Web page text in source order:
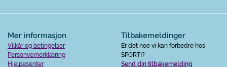
Mer informasjon
Vilkår og betingelser
Personvernerklæring
Hjelpesenter
Tilbakemeldinger
Er det noe vi kan forbedre hos
SPORTI?
Send din tilbakemelding